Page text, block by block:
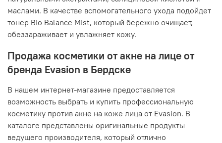
маслами. В качестве вспомогательного ухода подойдет
тонер Bio Balance Mist, который бережно очищает,
обеззараживает и увлажняет кожу.
Продажа косметики от акне на лице от
бренда Evasion в Бердске
В нашем интернет-магазине предоставляется
возможность выбрать и купить профессиональную
косметику против акне на коже лица от Evasion. В
каталоге представлены оригинальные продукты
ведущего производителя, который отлично